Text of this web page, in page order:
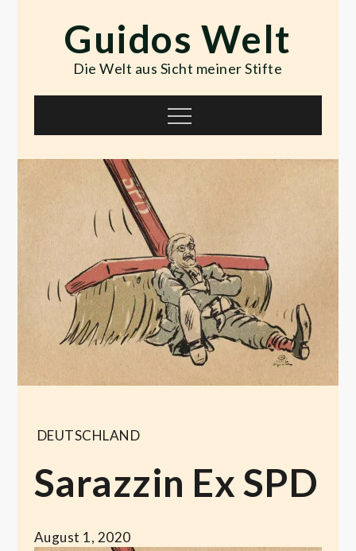
contentGuidos Welt
Die Welt aus Sicht meiner Stifte
Menu
DEUTSCHLAND
Sarazzin Ex SPD
August 1, 2020